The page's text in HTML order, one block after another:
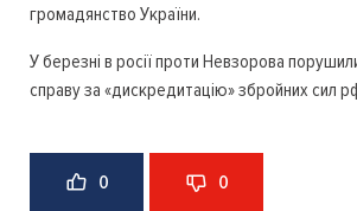
громадянство України.
У березні в росії проти Невзорова
справу за «дискредитацію» збройних сил
0 0